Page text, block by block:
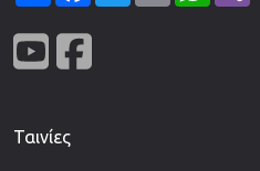
Ταινίες